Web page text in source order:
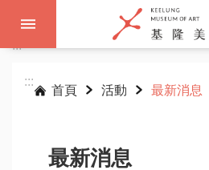
:::
:::
首頁 活動 最新消息
最新消息